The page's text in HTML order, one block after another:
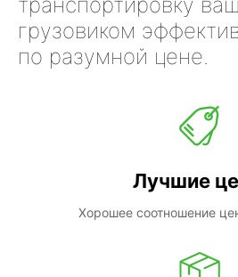
грузовиком
по разумной цене.
Лучшие
Хорошее соотношение